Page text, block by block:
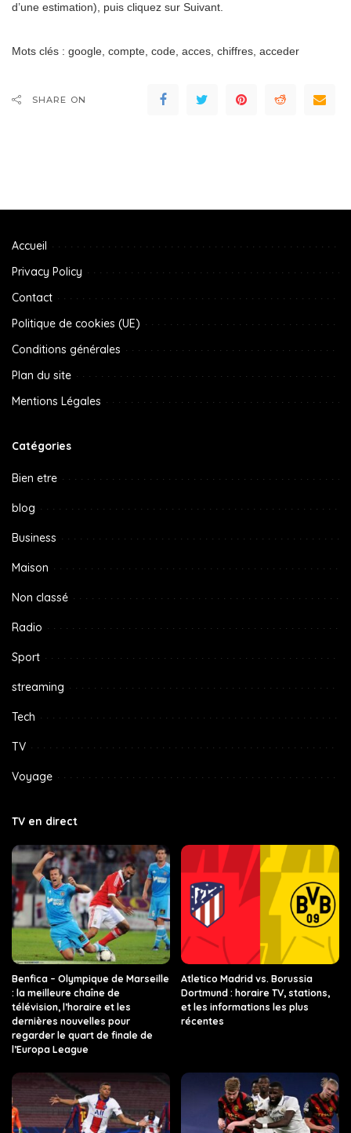
d’une estimation), puis cliquez sur Suivant.
Mots clés : google, compte, code, acces, chiffres, acceder
SHARE ON
Accueil
Privacy Policy
Contact
Politique de cookies (UE)
Conditions générales
Plan du site
Mentions Légales
Catégories
Bien etre
blog
Business
Maison
Non classé
Radio
Sport
streaming
Tech
TV
Voyage
TV en direct
Benfica – Olympique de Marseille
: la meilleure chaîne de
télévision, l’horaire et les
dernières nouvelles pour
regarder le quart de finale de
l’Europa League
Atletico Madrid vs. Borussia
Dortmund : horaire TV, stations,
et les informations les plus
récentes